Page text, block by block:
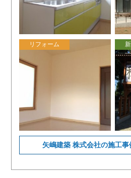
リフォーム
矢嶋建築 株式会社の施工事